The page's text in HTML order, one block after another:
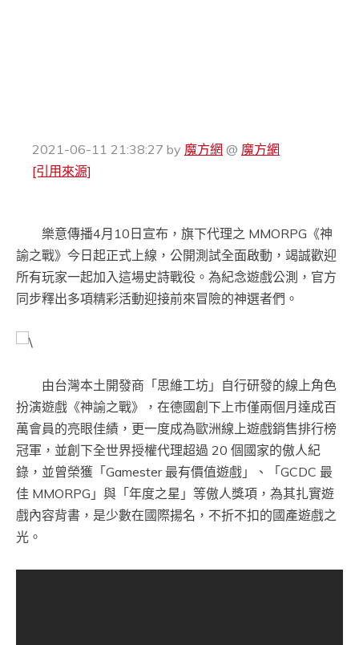
2021-06-11 21:38:27 by 魔方網 @ 魔方網
[引用來源]
樂意傳播4月10日宣布，旗下代理之 MMORPG《神
諭之戰》今日起正式上線，公開測試全面啟動，竭誠歡迎
所有玩家一起加入這場史詩戰役。為紀念遊戲公測，官方
同步釋出多項精彩活動迎接前來冒險的神選者們。
由台灣本土開發商「思維工坊」自行研發的線上角色
扮演遊戲《神諭之戰》，在德國創下上市僅兩個月達成百
萬會員的亮眼佳績，更一度成為歐洲線上遊戲銷售排行榜
冠軍，並創下全世界授權代理超過 20 個國家的傲人紀
錄，並曾榮獲「Gamester 最有價值遊戲」、「GCDC 最
佳 MMORPG」與「年度之星」等傲人獎項，為其扎實遊
戲內容背書，是少數在國際揚名，不折不扣的國產遊戲之
光。